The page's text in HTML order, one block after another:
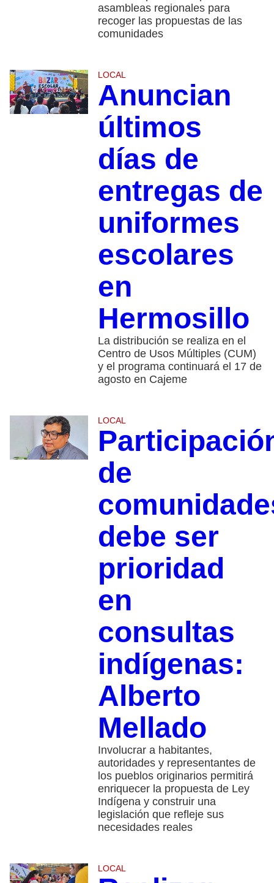
asambleas regionales para
recoger las propuestas de las
comunidades
LOCAL
Anuncian
últimos
días de
entregas de
uniformes
escolares
en
Hermosillo
La distribución se realiza en el
Centro de Usos Múltiples (CUM)
y el programa continuará el 17 de
agosto en Cajeme
LOCAL
de
debe ser
prioridad
en
consultas
indígenas:
Alberto
Mellado
Involucrar a habitantes,
autoridades y representantes de
los pueblos originarios permitirá
enriquecer la propuesta de Ley
Indígena y construir una
legislación que refleje sus
necesidades reales
LOCAL